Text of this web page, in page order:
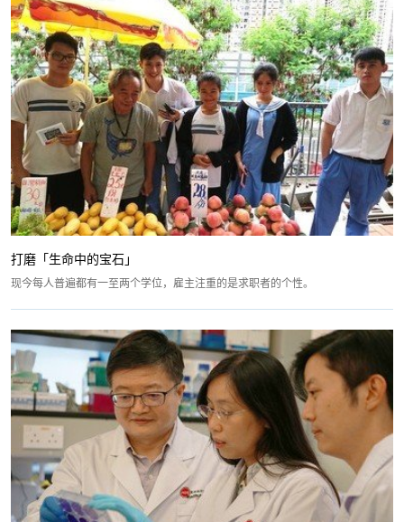
打磨「生命中的宝石」
现今每人普遍都有一至两个学位，雇主注重的是求职者的个性。